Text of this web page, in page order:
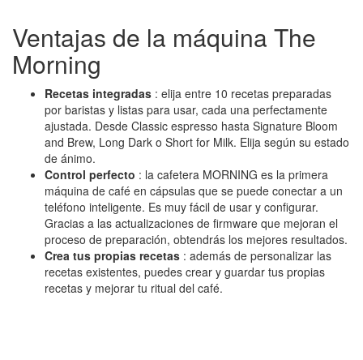
Ventajas de la máquina The
Morning
Recetas integradas : elija entre 10 recetas preparadas
por baristas y listas para usar, cada una perfectamente
ajustada. Desde Classic espresso hasta Signature Bloom
and Brew, Long Dark o Short for Milk. Elija según su estado
de ánimo.
Control perfecto : la cafetera MORNING es la primera
máquina de café en cápsulas que se puede conectar a un
teléfono inteligente. Es muy fácil de usar y configurar.
Gracias a las actualizaciones de firmware que mejoran el
proceso de preparación, obtendrás los mejores resultados.
Crea tus propias recetas : además de personalizar las
recetas existentes, puedes crear y guardar tus propias
recetas y mejorar tu ritual del café.